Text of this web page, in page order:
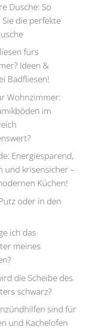
Dusche: So
die perfekte
fürs
Ideen &
Badfliesen!
Wohnzimmer:
im
Energiesparend,
und krisensicher –
Küchen!
oder in den
ich das
meines
die Scheibe des
schwarz?
sind für
und Kachelofen